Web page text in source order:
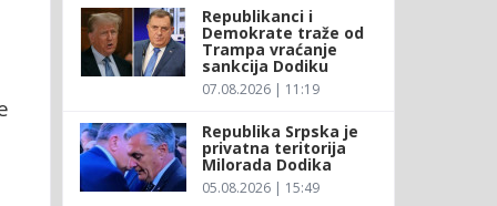
Republikanci i
Demokrate traže od
Trampa vraćanje
sankcija Dodiku
07.08.2026 | 11:19
Republika Srpska je
privatna teritorija
Milorada Dodika
05.08.2026 | 15:49